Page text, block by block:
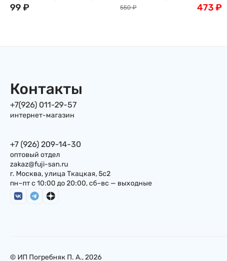
леденцы в виде Суши и
99₽
ванной аромат трав
550 ₽ 473₽
Контакты
+7(926) 011-29-57
интернет-магазин
+7 (926) 209-14-30
оптовый отдел
zakaz@fuji-san.ru
г. Москва, улица Ткацкая, 5с2
пн–пт с 10:00 до 20:00, сб–вс — выходные
© ИП Погребняк П. А., 2026